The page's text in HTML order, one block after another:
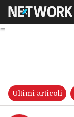
Ultimi articoli